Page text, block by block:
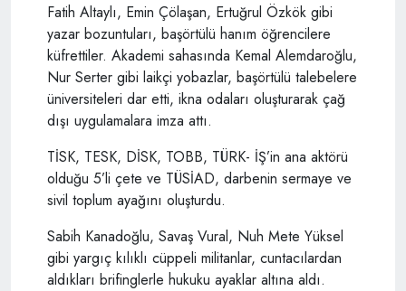
Fatih Altaylı, Emin Çölaşan, Ertuğrul Özkök gibi
yazar bozuntuları, başörtülü hanım öğrencilere
küfrettiler. Akademi sahasında Kemal Alemdaroğlu,
Nur Serter gibi laikçi yobazlar, başörtülü talebelere
üniversiteleri dar etti, ikna odaları oluşturarak çağ
dışı uygulamalara imza attı.
TİSK, TESK, DİSK, TOBB, TÜRK- İŞ’in ana aktörü
olduğu 5’li çete ve TÜSİAD, darbenin sermaye ve
sivil toplum ayağını oluşturdu.
Sabih Kanadoğlu, Savaş Vural, Nuh Mete Yüksel
gibi yargıç kılıklı cüppeli militanlar, cuntacılardan
aldıkları brifinglerle hukuku ayaklar altına aldı.